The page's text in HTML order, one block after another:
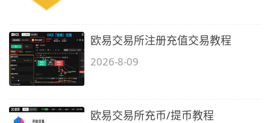
欧易交易所注册充值交易教程
2026-8-09
欧易交易所充币/提币教程